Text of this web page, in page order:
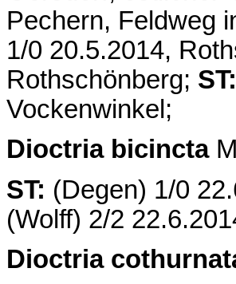
Pechern, Feldweg
1/0 20.5.2014,
Rothschönberg; ST:
Vockenwinkel;
Dioctria bicincta
ST: (Degen) 1/0
(Wolff) 2/2
Dioctria